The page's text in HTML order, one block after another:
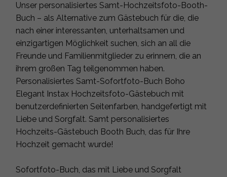
Unser personalisiertes Samt-Hochzeitsfoto-Booth-
Buch – als Alternative zum Gästebuch für die, die
nach einer interessanten, unterhaltsamen und
einzigartigen Möglichkeit suchen, sich an all die
Freunde und Familienmitglieder zu erinnern, die an
ihrem großen Tag teilgenommen haben.
Personalisiertes Samt-Sofortfoto-Buch Boho
Elegant Instax Hochzeitsfoto-Gästebuch mit
benutzerdefinierten Seitenfarben, handgefertigt mit
Liebe und Sorgfalt. Samt personalisiertes
Hochzeits-Gästebuch Booth Buch, das für Ihre
Hochzeit gemacht wurde!
Sofortfoto-Buch, das mit Liebe und Sorgfalt